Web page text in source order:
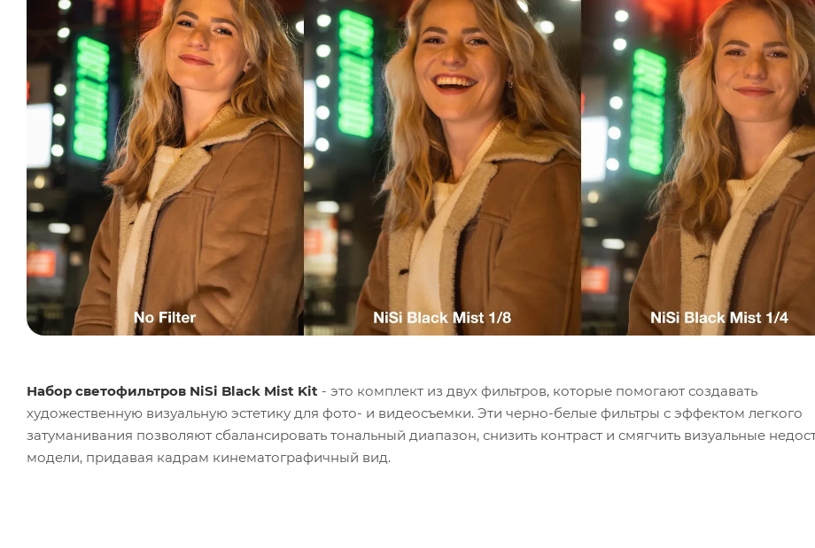
Набор светофильтров NiSi Black Mist Kit - это комплект из двух фильтров, которые помогают создавать
художественную визуальную эстетику для фото- и видеосъемки. Эти черно-белые фильтры с эффектом легкого
затуманивания позволяют сбалансировать тональный диапазон, снизить контраст и смягчить визуальные
модели, придавая кадрам кинематографичный вид.